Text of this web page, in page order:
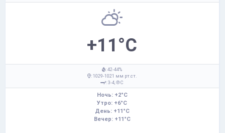
+11°C
: 42-44%
: 1029-1021 мм рт.ст.
: 3-4,
С
Ночь: +2°C
Утро: +6°C
День: +11°C
Вечер: +11°C